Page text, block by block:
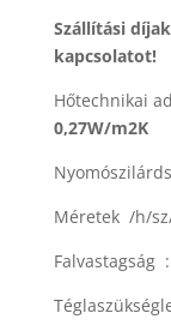
Szállítási
kapcsolatot!
Hőtechnikai
0,27W/m2K
Méretek /h/